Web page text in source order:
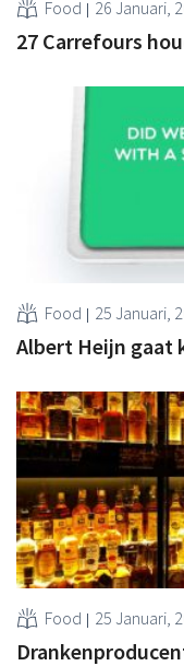
Food 26 Januari,
27 Carrefours
Food 25 Januari,
Albert Heijn gaat
Food 25 Januari,